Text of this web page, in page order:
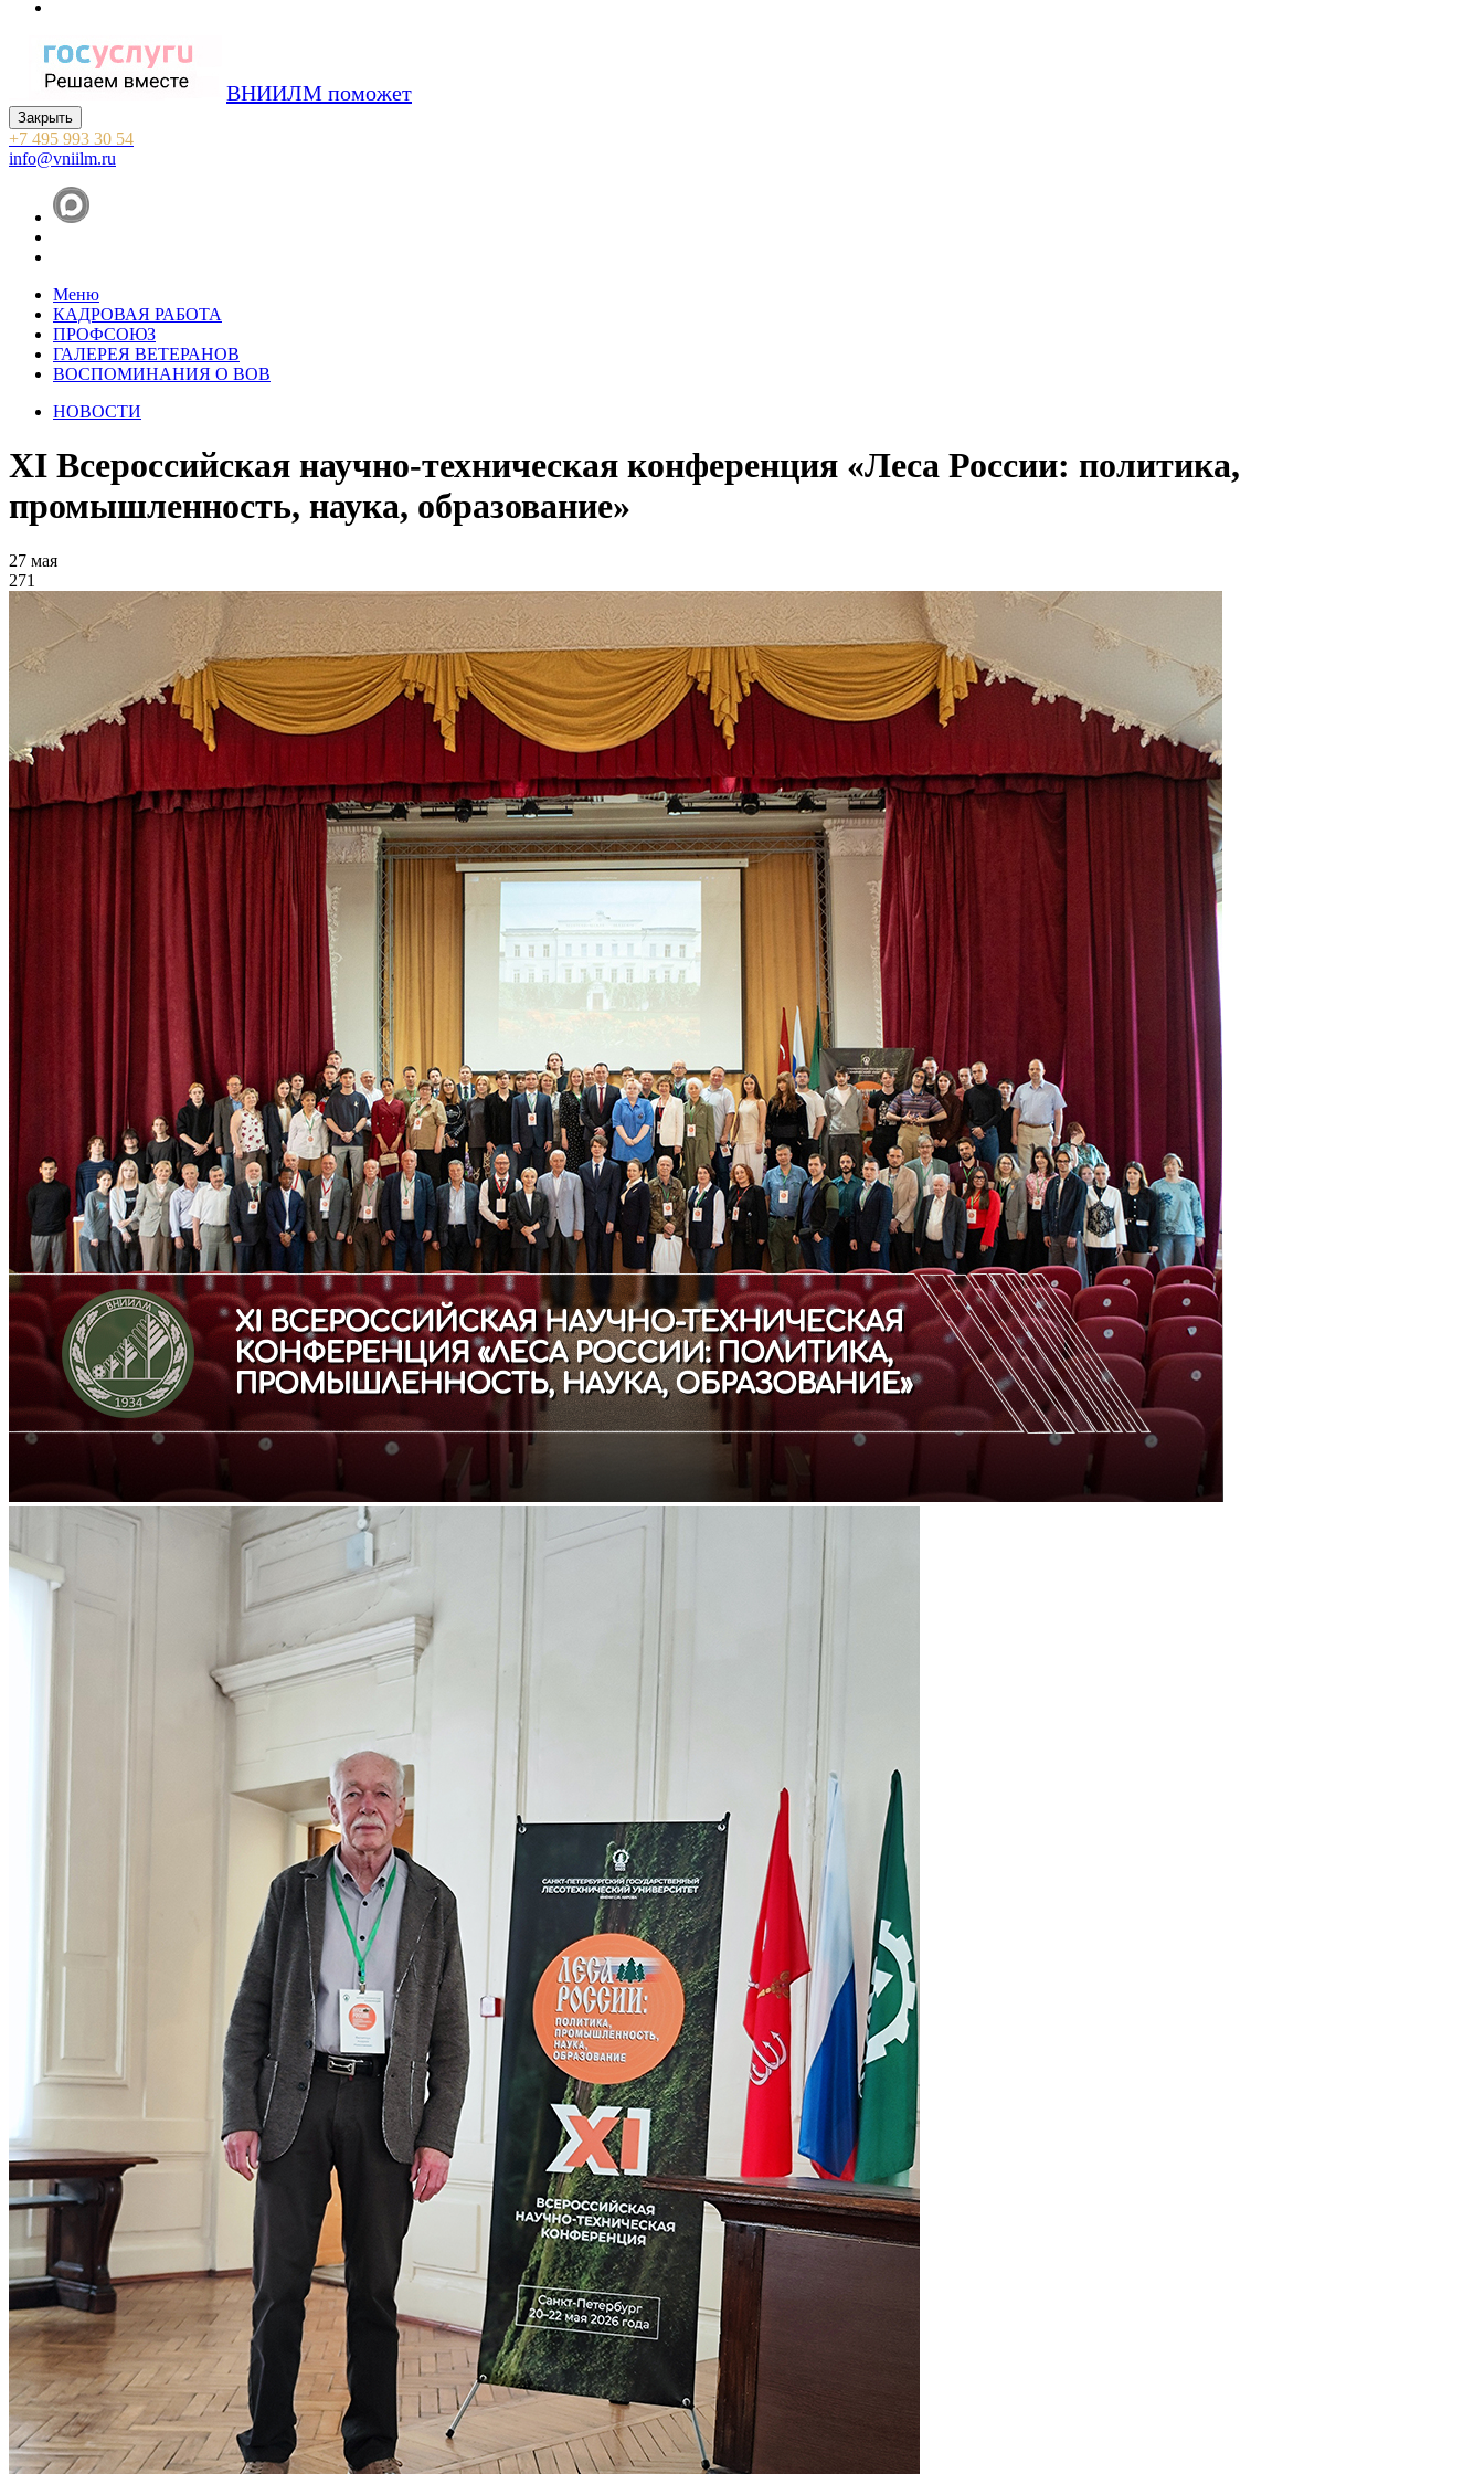
ВНИИЛМ поможет
Закрыть
+7 495 993 30 54
info@vniilm.ru
Меню
КАДРОВАЯ РАБОТА
ПРОФСОЮЗ
ГАЛЕРЕЯ ВЕТЕРАНОВ
ВОСПОМИНАНИЯ О ВОВ
НОВОСТИ
XI Всероссийская научно-техническая конференция «Леса России: политика,
промышленность, наука, образование»
27 мая
271